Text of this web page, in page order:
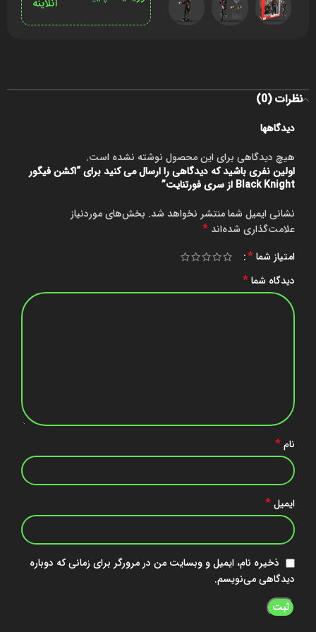
نظرات (0)
دیدگاهها
هیچ دیدگاهی برای این محصول نوشته نشده است.
اولین نفری باشید که دیدگاهی را ارسال می کنید برای “اکشن فیگور
Black Knight از سری فورتنایت”
نشانی ایمیل شما منتشر نخواهد شد. بخش‌های موردنیاز
علامت‌گذاری شده‌اند *
امتیاز شما*
دیدگاه شما*
نام*
ایمیل*
ذخیره نام، ایمیل و وبسایت من در مرورگر برای زمانی که دوباره
دیدگاهی می‌نویسم.